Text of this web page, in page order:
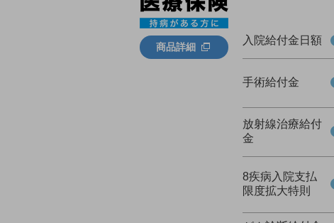
商品詳細
入院給付金日額
手術給付金
放射線治療給付
金
8疾病入院支払
限度拡大特則